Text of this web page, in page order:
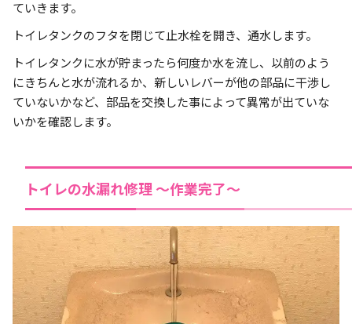
ていきます。
トイレタンクのフタを閉じて止水栓を開き、通水します。
トイレタンクに水が貯まったら何度か水を流し、以前のよう
にきちんと水が流れるか、新しいレバーが他の部品に干渉し
ていないかなど、部品を交換した事によって異常が出ていな
いかを確認します。
トイレの水漏れ修理 ～作業完了～